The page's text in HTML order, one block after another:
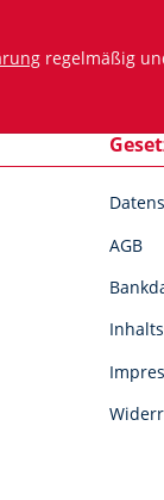
AGB
regelmäßig